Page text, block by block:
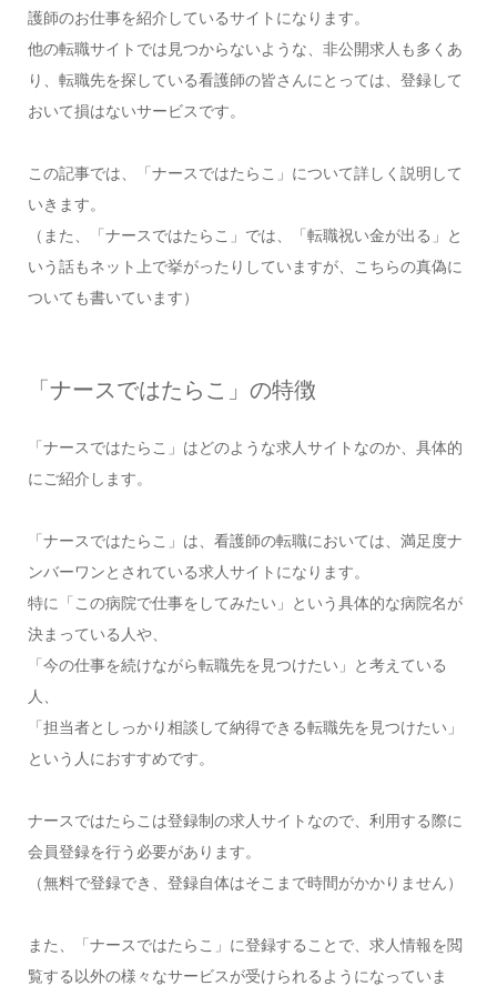
護師のお仕事を紹介しているサイトになります。
他の転職サイトでは見つからないような、非公開求人も多くあ
り、転職先を探している看護師の皆さんにとっては、登録して
おいて損はないサービスです。
この記事では、「ナースではたらこ」について詳しく説明して
いきます。
（また、「ナースではたらこ」では、「転職祝い金が出る」と
いう話もネット上で挙がったりしていますが、こちらの真偽に
ついても書いています）
「ナースではたらこ」の特徴
「ナースではたらこ」はどのような求人サイトなのか、具体的
にご紹介します。
「ナースではたらこ」は、看護師の転職においては、満足度ナ
ンバーワンとされている求人サイトになります。
特に「この病院で仕事をしてみたい」という具体的な病院名が
決まっている人や、
「今の仕事を続けながら転職先を見つけたい」と考えている
人、
「担当者としっかり相談して納得できる転職先を見つけたい」
という人におすすめです。
ナースではたらこは登録制の求人サイトなので、利用する際に
会員登録を行う必要があります。
（無料で登録でき、登録自体はそこまで時間がかかりません）
また、「ナースではたらこ」に登録することで、求人情報を閲
覧する以外の様々なサービスが受けられるようになっていま